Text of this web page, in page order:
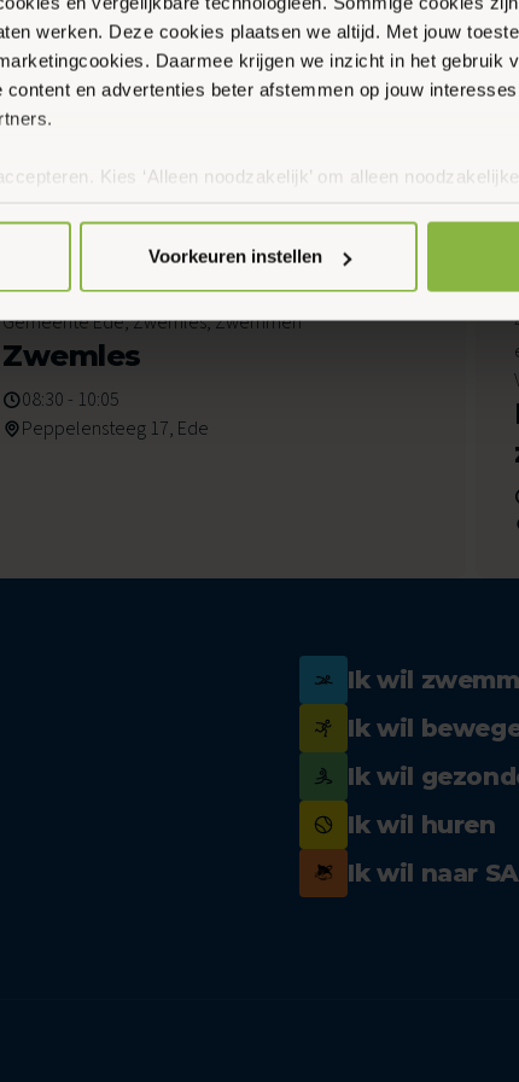
werken. Deze cookies plaatsen we altijd. Met jouw
Daarmee krijgen we inzicht in het gebruik
en advertenties beter afstemmen op jouw
Kies ‘Alleen noodzakelijk’ om alleen
Voorkeuren instellen
Augustus 2026
Gemeente Ede, Zwemles, Zwemmen
Zwemles
08:30 - 10:05
Peppelensteeg 17, Ede
Ik wil
Ik wil
Ik wil
Ik wil huren
Ik wil naar